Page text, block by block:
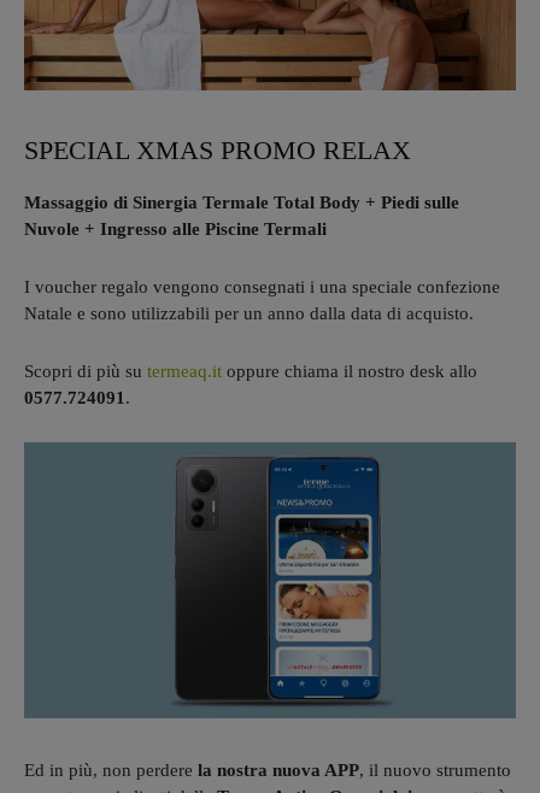
SPECIAL XMAS PROMO RELAX
Massaggio di Sinergia Termale Total Body + Piedi sulle
Nuvole + Ingresso alle Piscine Termali
I voucher regalo vengono consegnati i una speciale confezione
Natale e sono utilizzabili per un anno dalla data di acquisto.
Scopri di più su termeaq.it oppure chiama il nostro desk allo
0577.724091 .
Ed in più, non perdere la nostra nuova APP, il nuovo strumento